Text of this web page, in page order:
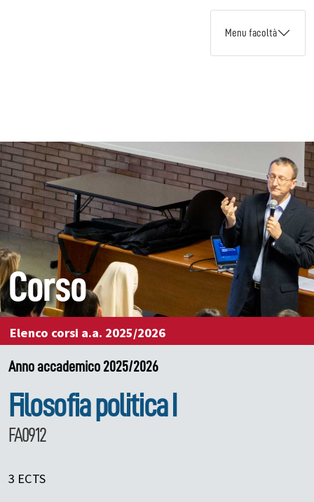
Menu facoltà
Corso
Elenco corsi a.a. 2025/2026
Anno accademico 2025/2026
Filosofia politica I
FA0912
3 ECTS